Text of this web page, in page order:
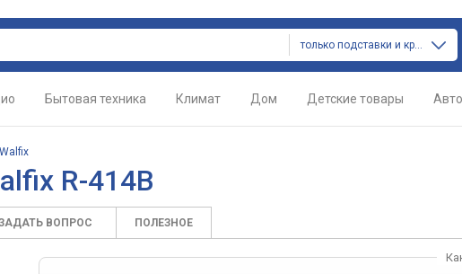
только подставки и крепления
Бытовая техника Климат Дом Детские товары Авто
Walfix
R-414B
ВОПРОС ПОЛЕЗНОЕ